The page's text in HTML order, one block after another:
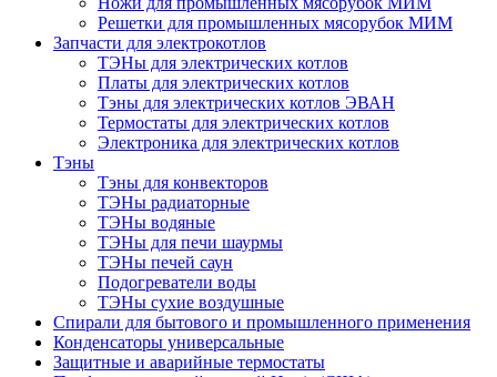
Решетки для промышленных мясорубок МИМ
Запчасти для электрокотлов
ТЭНы для электрических котлов
Платы для электрических котлов
Тэны для электрических котлов ЭВАН
Термостаты для электрических котлов
Электроника для электрических котлов
Тэны
Тэны для конвекторов
ТЭНы радиаторные
ТЭНы водяные
ТЭНы для печи шаурмы
ТЭНы печей саун
Подогреватели воды
ТЭНы сухие воздушные
Спирали для бытового и промышленного применения
Конденсаторы универсальные
Защитные и аварийные термостаты